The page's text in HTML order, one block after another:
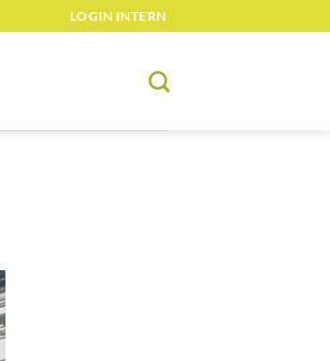
LOGIN INTERN